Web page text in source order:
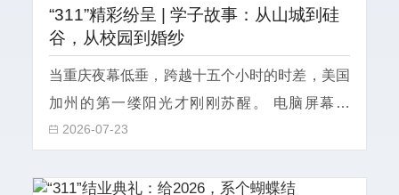
“311”精彩纷呈 | 学子故事：从山城到硅
谷，从校园到婚纱
当重庆夜幕低垂，跨越十五个小时的时差，美国
加州的第一缕阳光才刚刚苏醒。 电脑屏幕亮
起，新的消息开始闪烁。智能体（Agent）、模
人
2026-07-23